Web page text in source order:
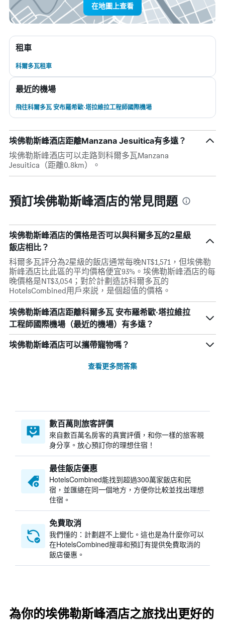
在地圖上查看
租車
科爾多瓦租車
最近的機場
飛往科爾多瓦 安布羅希歐·塔拉維拉工程師國際機場
埃佛勒斯峰酒店距離Manzana Jesuitica有多遠？
埃佛勒斯峰酒店可以走路到科爾多瓦Manzana
Jesuitica（距離0.8km）。
預訂埃佛勒斯峰酒店的常見問題
埃佛勒斯峰酒店的價格是否可以與科爾多瓦的2星級
飯店相比？
科爾多瓦評分為2星級的飯店通常每晚NT$1,571，但埃佛勒
斯峰酒店比此區的平均價格便宜93%。埃佛勒斯峰酒店的每
晚價格是NT$3,054；對於計劃造訪科爾多瓦的
HotelsCombined用戶來説，是個超值的價格。
埃佛勒斯峰酒店距離科爾多瓦 安布羅希歐·塔拉維拉
工程師國際機場（最近的機場）有多遠？
埃佛勒斯峰酒店可以攜帶寵物嗎？
查看更多問答集
數百萬則旅客評價
來自數百萬名房客的真實評價，和你一樣的旅客親
身分享。放心預訂你的理想住宿！
最佳飯店優惠
HotelsCombined​能找到超過300萬家飯店和民
宿，並匯總在同一個地方，方便你比較並找出理想
住宿。
免費取消
我們懂的：計劃趕不上變化。這也是為什麼你可以
在HotelsCombined搜尋和預訂有提供免費取消的
飯店優惠。
為你的埃佛勒斯峰酒店之旅找出更好的